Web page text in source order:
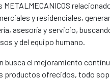
y residenciales,
asesoría y servicio,
y del equipo humano.
busca el mejoramiento
productos ofrecidos, todo